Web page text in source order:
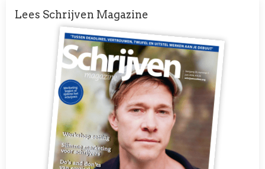
Lees Schrijven Magazine
Afbeelding